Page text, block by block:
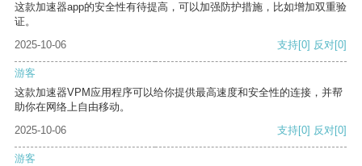
这款加速器app的安全性有待提高，可以加强防护措施，比如增加双重验
证。
2025-10-06
支持[0] 反对[0]
游客
这款加速器VPM应用程序可以给你提供最高速度和安全性的连接，并帮
助你在网络上自由移动。
2025-10-06
支持[0] 反对[0]
游客